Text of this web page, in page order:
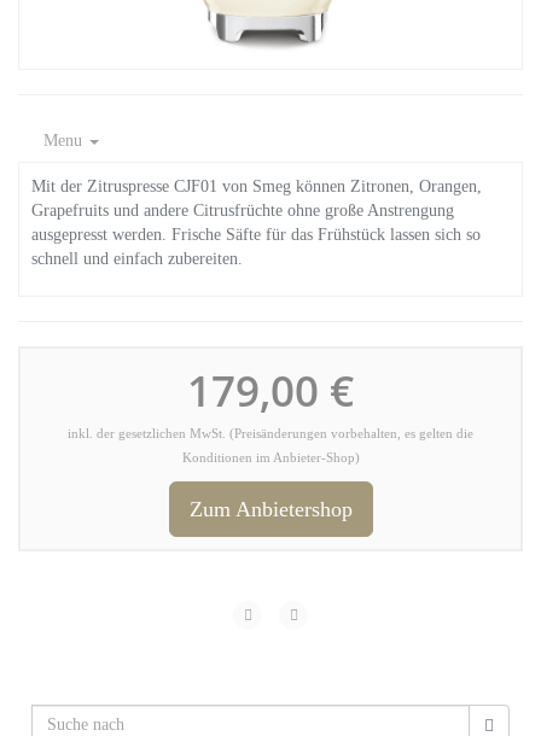
Menu
Mit der Zitruspresse CJF01 von Smeg können Zitronen, Orangen,
Grapefruits und andere Citrusfrüchte ohne große Anstrengung
ausgepresst werden. Frische Säfte für das Frühstück lassen sich so
schnell und einfach zubereiten.
179,00 €
inkl. der gesetzlichen MwSt. (Preisänderungen vorbehalten, es gelten die
Konditionen im Anbieter-Shop)
Zum Anbietershop